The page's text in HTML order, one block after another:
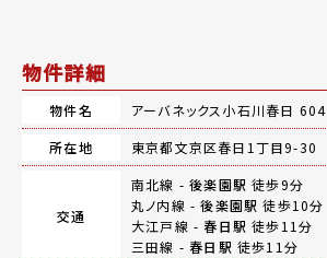
物件詳細
物件名
アーバネックス小石川春日 604
所在地
東京都文京区春日1丁目9-30
交通
南北線 -後楽園駅 徒歩9分
丸ノ内線 -後楽園駅 徒歩10分
大江戸線 - 春日駅 徒歩11分
三田線 - 春日駅 徒歩11分